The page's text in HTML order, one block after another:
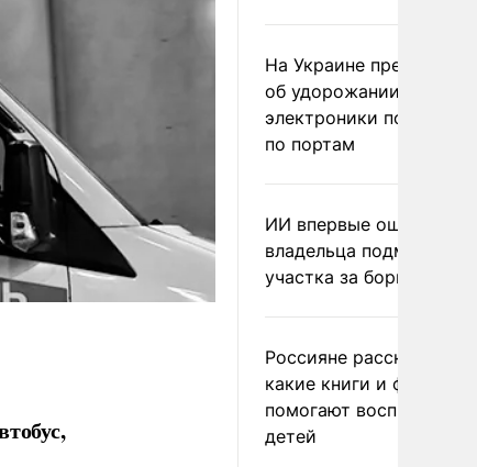
На Украине
об удорожании
электроники после
по портам
ИИ впервые
владельца
участка за борщевик
Россияне рассказали,
какие книги и фильмы
помогают воспитывать
детей